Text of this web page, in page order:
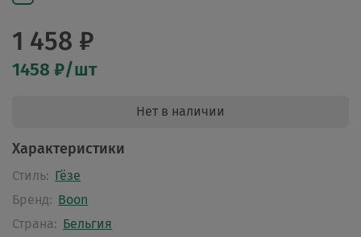
1 458 ₽
1458 ₽/шт
Нет в наличии
Характеристики
Стиль: Гёзе
Бренд: Boon
Страна: Бельгия